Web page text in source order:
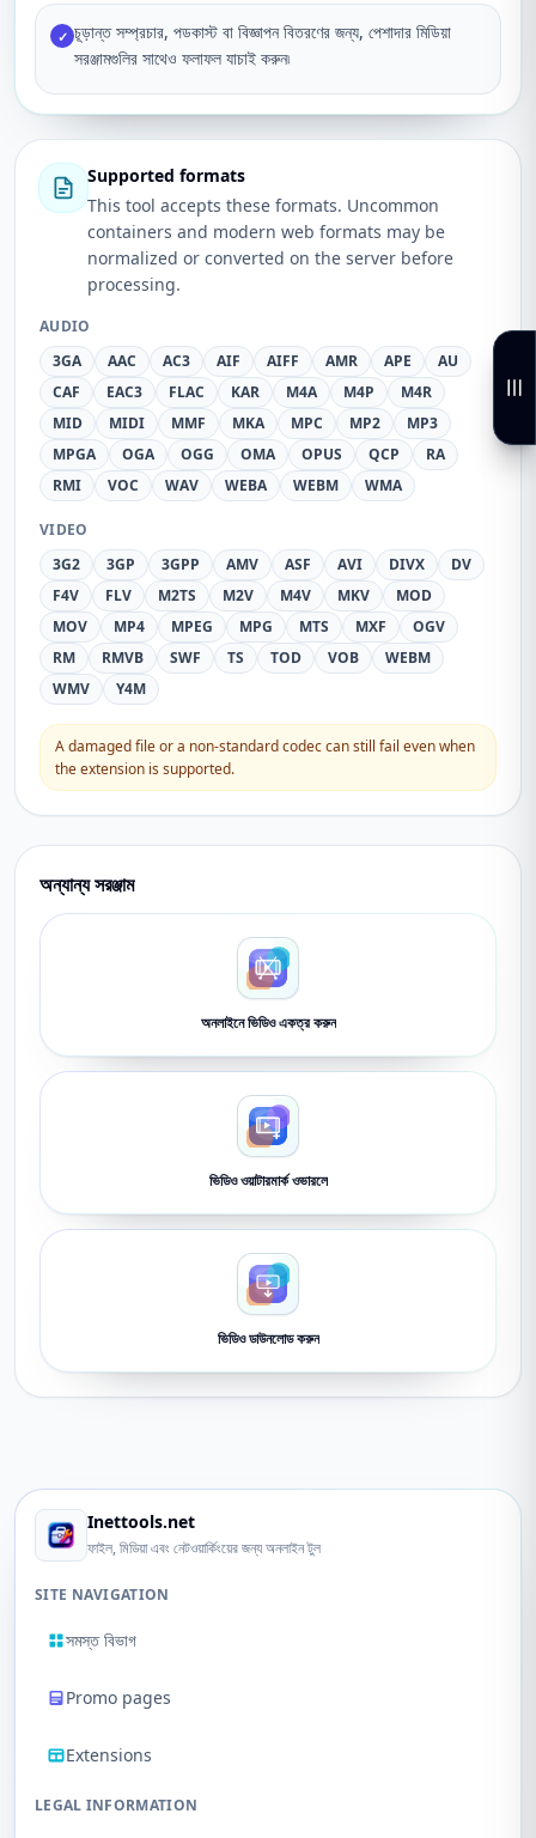
✓ চূড়ান্ত সম্প্রচার, পডকাস্ট বা বিজ্ঞাপন বিতরণের জন্য, পেশাদার মিডিয়া
সরঞ্জামগুলির সাথেও ফলাফল যাচাই করুন৷
Supported formats
This tool accepts these formats. Uncommon
containers and modern web formats may be
normalized or converted on the server before
processing.
AUDIO
3GA
AAC AC3 AIF AIFF AMR APE
AU
CAF
EAC3 FLAC KAR M4A M4P
M4R
MID
MIDI MMF MKA MPC MP2
MP3
MPGA
OGA OGG OMA OPUS QCP
RA
RMI
VOC WAV WEBA WEBM WMA
VIDEO
3G2
3GP 3GPP AMV ASF AVI DIVX
DV
F4V
FLV M2TS M2V M4V MKV
MOD
MOV
MP4 MPEG MPG MTS MXF
OGV
RM
RMVB SWF TS TOD VOB
WEBM
WMV
Y4M
A damaged file or a non-standard codec can still fail even when
the extension is supported.
অন্যান্য সরঞ্জাম
অনলাইনে ভিডিও একত্র করুন
ভিডিও ওয়াটারমার্ক ওভারলে
ভিডিও ডাউনলোড করুন
Inettools.net
ফাইল, মিডিয়া এবং নেটওয়ার্কিংয়ের জন্য অনলাইন টুল
SITE NAVIGATION
সমস্ত বিভাগ
Promo pages
Extensions
LEGAL INFORMATION